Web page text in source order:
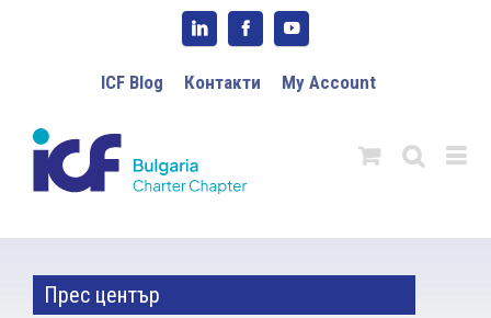
ICF Blog Контакти My Account
Прес център